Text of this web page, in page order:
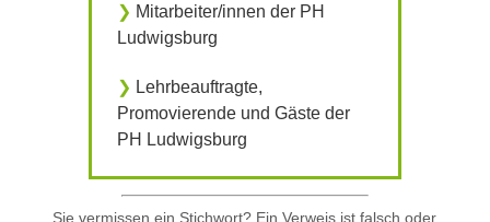
Mitarbeiter/innen der PH
Ludwigsburg
Lehrbeauftragte,
Promovierende und Gäste der
PH Ludwigsburg
Sie vermissen ein Stichwort? Ein Verweis ist falsch oder